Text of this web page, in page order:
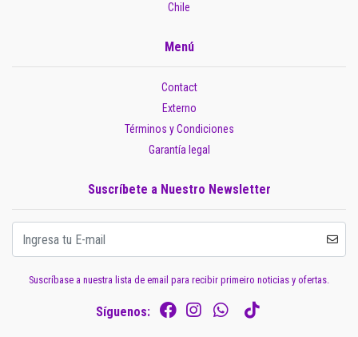
Chile
Menú
Contact
Externo
Términos y Condiciones
Garantía legal
Suscríbete a Nuestro Newsletter
Suscríbase a nuestra lista de email para recibir primeiro noticias y ofertas.
Síguenos: